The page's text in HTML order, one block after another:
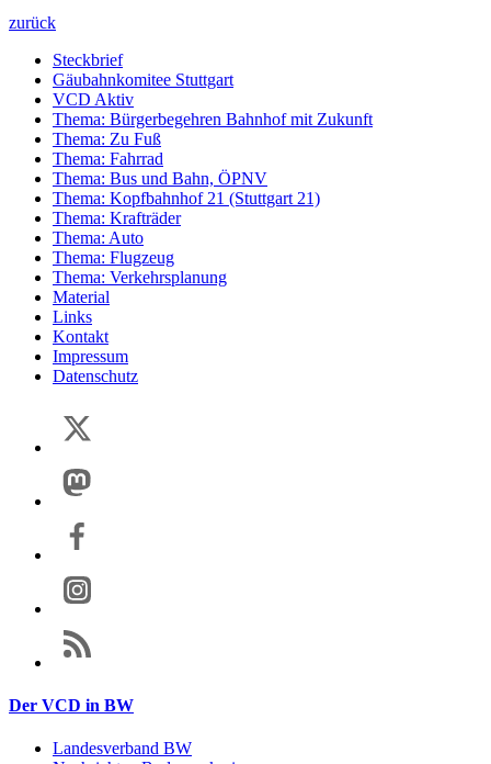
zurück
Steckbrief
Gäubahnkomitee Stuttgart
VCD Aktiv
Thema: Bürgerbegehren Bahnhof mit Zukunft
Thema: Zu Fuß
Thema: Fahrrad
Thema: Bus und Bahn, ÖPNV
Thema: Kopfbahnhof 21 (Stuttgart 21)
Thema: Krafträder
Thema: Auto
Thema: Flugzeug
Thema: Verkehrsplanung
Material
Links
Kontakt
Impressum
Datenschutz
Der VCD in BW
Landesverband BW